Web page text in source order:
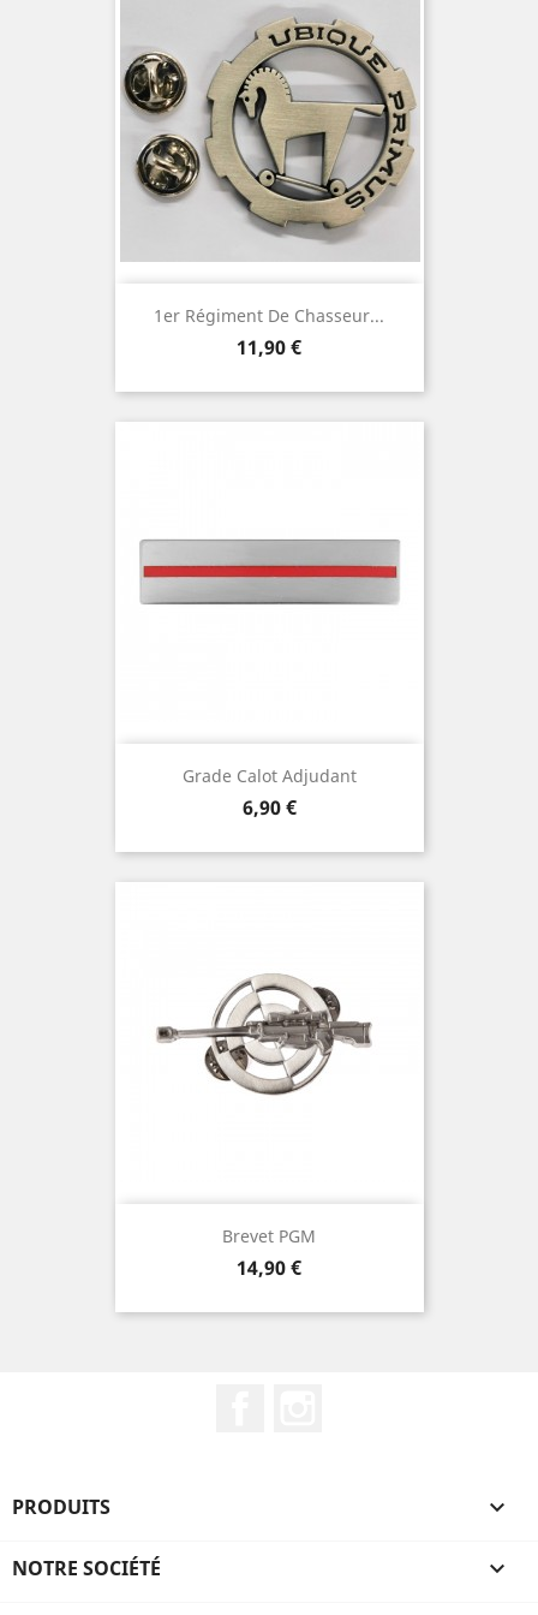
1er Régiment De Chasseur...
Prix
11,90 €
Grade Calot Adjudant
Prix
6,90 €
Brevet PGM
Prix
14,90 €
PRODUITS 
NOTRE SOCIÉTÉ 